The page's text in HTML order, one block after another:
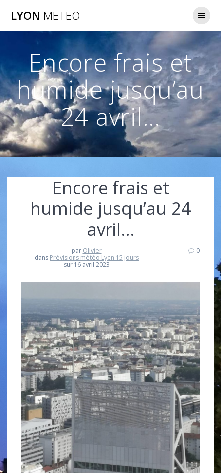
LYON METEO
Encore frais et
humide jusqu’au
24 avril…
Encore frais et
humide jusqu’au 24
avril…
par Olivier
dans Prévisions météo Lyon 15 jours
sur 16 avril 2023
0